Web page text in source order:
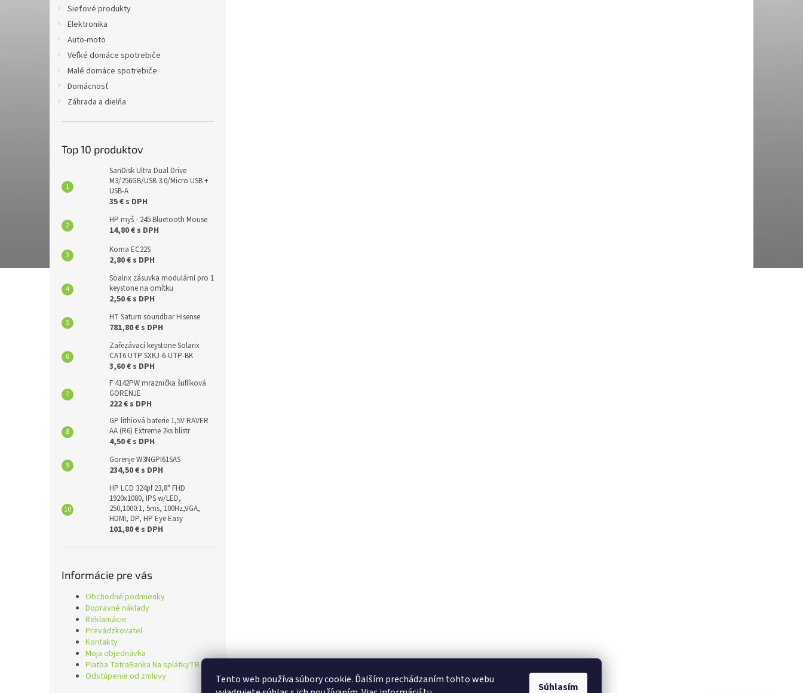
Tento web používa súbory cookie. Ďalším prechádzaním tohto webu
Súhlasím
Sieťové produkty
Elektronika
Auto-moto
Veľké domáce spotrebiče
Malé domáce spotrebiče
Domácnosť
Záhrada a dielňa
Top 10 produktov
SanDisk Ultra Dual Drive
M3/256GB/USB 3.0/Micro USB +
USB-A
35 € s DPH
HP myš - 245 Bluetooth Mouse
14,80 € s DPH
Koma EC22S
2,80 € s DPH
Soalrix zásuvka modulární pro 1
keystone na omítku
2,50 € s DPH
HT Saturn soundbar Hisense
781,80 € s DPH
Zařezávací keystone Solarix
CAT6 UTP SXKJ-6-UTP-BK
3,60 € s DPH
F 4142PW mraznička šuflíková
GORENJE
222 € s DPH
GP lithiová baterie 1,5V RAVER
AA (R6) Extreme 2ks blistr
4,50 € s DPH
Gorenje W3NGPI61SAS
234,50 € s DPH
HP LCD 324pf 23,8" FHD
1920x1080, IPS w/LED,
250,1000:1, 5ms, 100Hz,VGA,
HDMI, DP, HP Eye Easy
101,80 € s DPH
Informácie pre vás
Obchodné podmienky
Dopravné náklady
Reklamácie
Prevádzkovatel
Kontakty
Moja objednávka
Platba TatraBanka Na splátkyTB
Odstúpenie od zmluvy